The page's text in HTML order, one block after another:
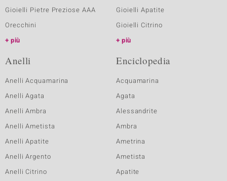
Gioielli Pietre Preziose AAA
Orecchini
più
Gioielli Apatite
Gioielli Citrino
più
Anelli
Anelli Acquamarina
Anelli Agata
Anelli Ambra
Anelli Ametista
Anelli Apatite
Anelli Argento
Anelli Citrino
Enciclopedia
Acquamarina
Agata
Alessandrite
Ambra
Ametrina
Ametista
Apatite